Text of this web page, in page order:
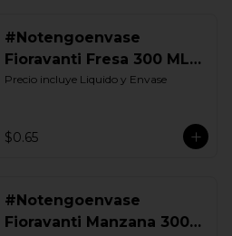
#Notengoenvase
Fioravanti Fresa 300 ML.
Retornable
Precio incluye Liquido y Envase
$0.65
#Notengoenvase
Fioravanti Manzana 300